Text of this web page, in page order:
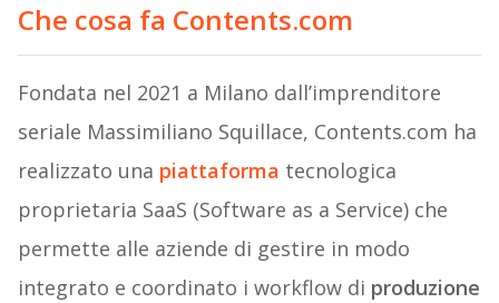
Che cosa fa Contents.com
Fondata nel 2021 a Milano dall’imprenditore
seriale Massimiliano Squillace, Contents.com ha
realizzato una piattaforma tecnologica
proprietaria SaaS (Software as a Service) che
permette alle aziende di gestire in modo
integrato e coordinato i workflow di produzione